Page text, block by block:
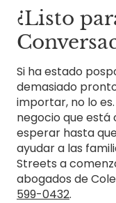
¿Listo
Si ha estado
demasiado
importar, no lo
negocio que
esperar hasta
ayudar a las
Streets a
abogados de
599-0432.